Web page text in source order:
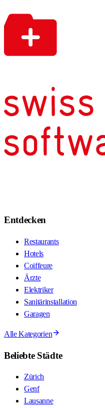
Entdecken
Restaurants
Hotels
Coiffeure
Ärzte
Elektriker
Sanitärinstallation
Garagen
Alle Kategorien
Beliebte Städte
Zürich
Genf
Lausanne